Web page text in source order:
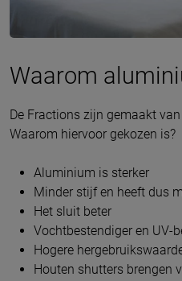
Waarom
De Fractions zijn gemaakt
Waarom hiervoor gekozen is?
Aluminium is sterker
Minder stijf en heeft dus
Het sluit beter
Vochtbestendiger en UV-
Hogere
Houten shutters brengen